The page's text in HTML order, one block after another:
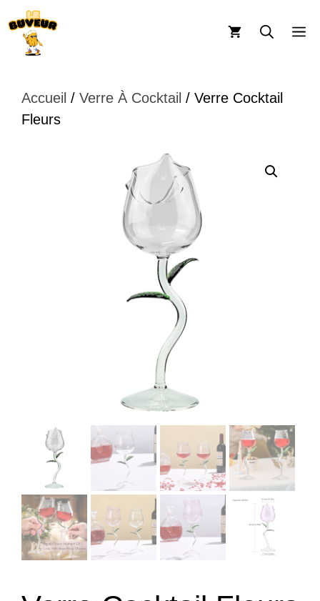
Aller
au
contenu
Accueil / Verre À Cocktail / Verre Cocktail
Fleurs